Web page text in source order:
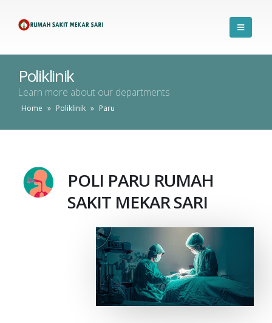
Poliklinik
Learn more about our departments
Home » Poliklinik » Paru
POLI PARU RUMAH
SAKIT MEKAR SARI